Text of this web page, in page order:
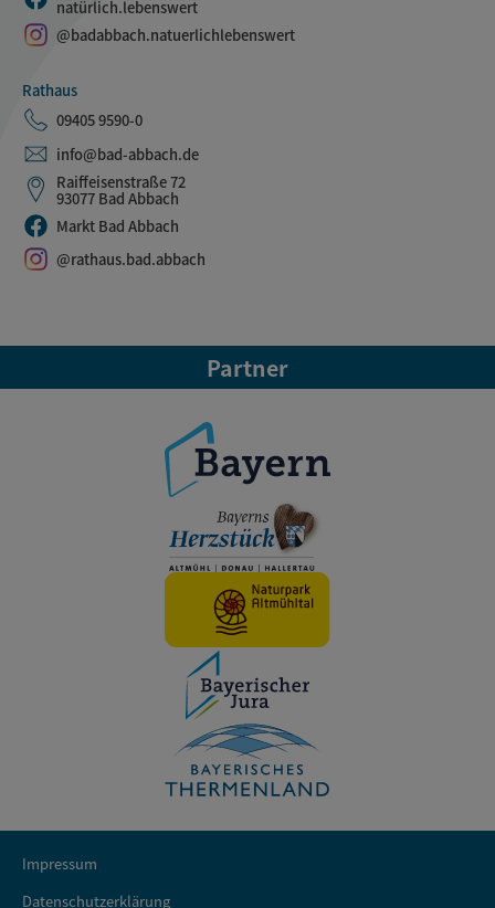
natürlich.lebenswert
@badabbach.natuerlichlebenswert
Rathaus
09405 9590-0
info@bad-abbach.de
Raiffeisenstraße 72
93077 Bad Abbach
Markt Bad Abbach
@rathaus.bad.abbach
Partner
Impressum
Datenschutzerklärung